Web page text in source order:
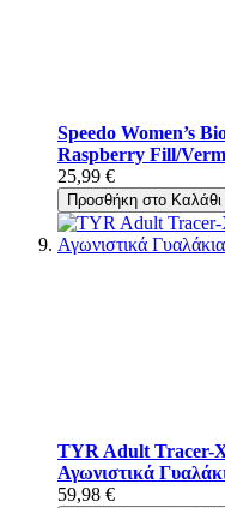
Speedo Women’s
Raspberry Fill/
25,99 €
Προσθήκη στο Καλάθι
TYR Adult Tracer-
Αγωνιστικά
59,98 €